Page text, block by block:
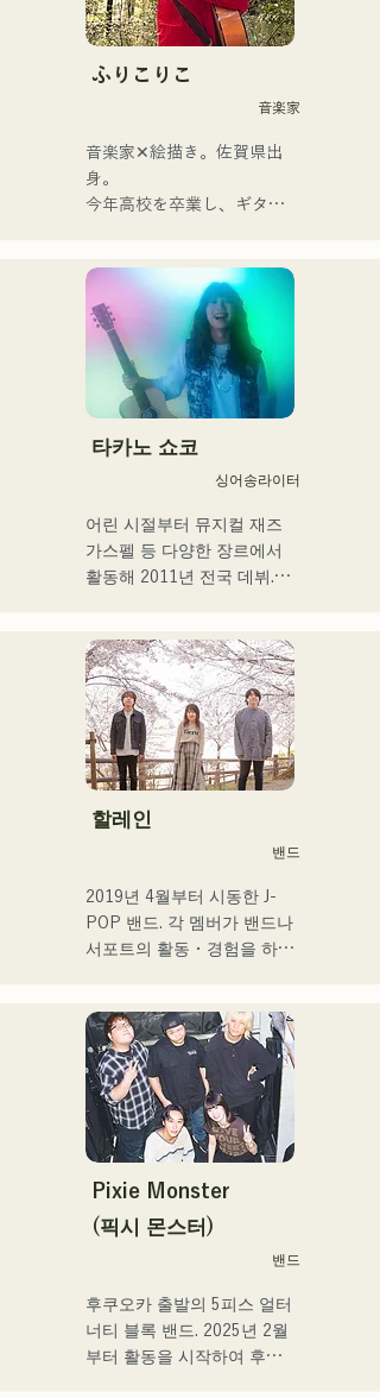
곡에 숨쉬고 있다. Vo&Gt.가
미야 유우마를 중심으로 낳
는, 때로는 상냥하고, 때로 격
뿌리가 더해져 폭넓은 악곡
을 만들어, 「영화가요 록」
을 내걸고 활동하고 있다.
ふりこりこ
音楽家
音楽家✕絵描き。佐賀県出
身。
今年高校を卒業し、ギター
行う傍ら、大胆な色彩感覚
を活かしたアート制作に励
む。枠に収まりきれないマ
ルチな表現スタイルを確立
するため、日々探求を続け
ている。現在はSNSを中心
に、自身の表現を発信中。
타카노 쇼코
싱어송라이터
어린 시절부터 뮤지컬 재즈
가스펠 등 다양한 장르에서
활동해 2011년 전국 데뷔.
어져 기업 CM송이나 영화
등에도 많이 종사한다.
2014년~2017년에는 도쿄를
거점으로 활동해, 포카리스
웨트의 TVCM송이나 후지
TV 「MUSIC FAIR」에서
모리야마 나오타로씨의 코러
2017년부터 거점을 후쿠오
카로 되돌려 자신의 활동에
더해 라디오 퍼스널리티, 보
좋은 가성과 탁월한 가창력
을 겸비한 차세대를 담당하
는 싱어송 라이터.
할레인
밴드
2019년 4월부터 시동한 J-
POP 밴드. 각 멤버가 밴드나
서포트의 활동・경험을 하고
CHiKa의 투명감 있는 목소
리, 등신대의 가사를 어딘가
그리운 멜로디에 올린 곡은
폭넓은 세대의 지지를 얻고
있다. 그 악곡을 지원하도록
멤버의 개성이 살려 그 소리
도 부드럽게 따뜻하다.
하우스와 야외 이벤트 등에
출연 중. 또 SNS에서의 동영
하고 있다.
Pixie Monster
(픽시 몬스터)
밴드
후쿠오카 출발의 5피스 얼터
너티 블록 밴드. 2025년 2월
부터 활동을 시작하여 후쿠